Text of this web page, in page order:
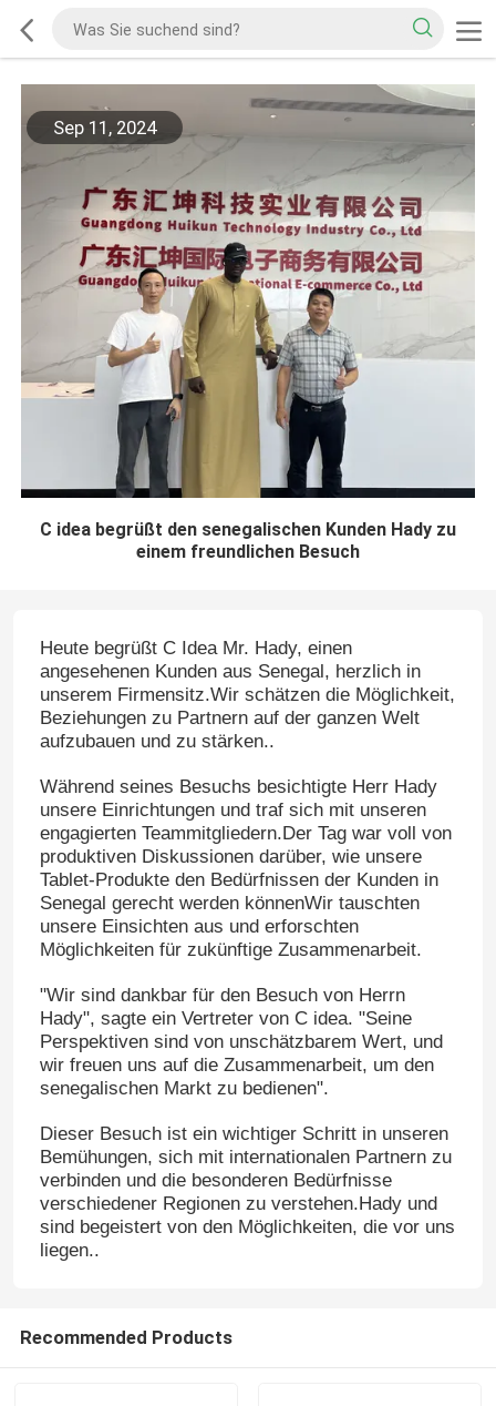
Sep 11, 2024
C idea begrüßt den senegalischen Kunden Hady zu
einem freundlichen Besuch
Heute begrüßt C Idea Mr. Hady, einen
angesehenen Kunden aus Senegal, herzlich in
unserem Firmensitz.Wir schätzen die Möglichkeit,
Beziehungen zu Partnern auf der ganzen Welt
aufzubauen und zu stärken..
Während seines Besuchs besichtigte Herr Hady
unsere Einrichtungen und traf sich mit unseren
engagierten Teammitgliedern.Der Tag war voll von
produktiven Diskussionen darüber, wie unsere
Tablet-Produkte den Bedürfnissen der Kunden in
Senegal gerecht werden könnenWir tauschten
unsere Einsichten aus und erforschten
Möglichkeiten für zukünftige Zusammenarbeit.
"Wir sind dankbar für den Besuch von Herrn
Hady", sagte ein Vertreter von C idea. "Seine
Perspektiven sind von unschätzbarem Wert, und
wir freuen uns auf die Zusammenarbeit, um den
senegalischen Markt zu bedienen".
Dieser Besuch ist ein wichtiger Schritt in unseren
Bemühungen, sich mit internationalen Partnern zu
verbinden und die besonderen Bedürfnisse
verschiedener Regionen zu verstehen.Hady und
sind begeistert von den Möglichkeiten, die vor uns
liegen..
Recommended Products